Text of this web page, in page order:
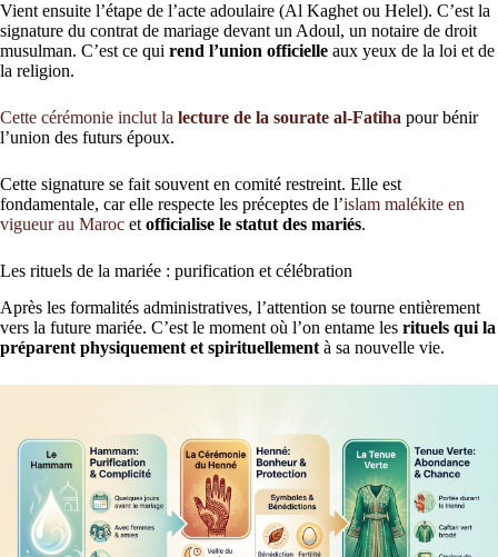
Vient ensuite l’étape de l’acte adoulaire (Al Kaghet ou Helel). C’est la
signature du contrat de mariage devant un Adoul, un notaire de droit
musulman. C’est ce qui rend l’union officielle aux yeux de la loi et de
la religion.
Cette cérémonie inclut la lecture de la sourate al-Fatiha pour bénir
l’union des futurs époux.
Cette signature se fait souvent en comité restreint. Elle est
fondamentale, car elle respecte les préceptes de l’islam malékite en
vigueur au Maroc etofficialise le statut des mariés.
Les rituels de la mariée : purification et célébration
Après les formalités administratives, l’attention se tourne entièrement
vers la future mariée. C’est le moment où l’on entame les rituels qui la
préparent physiquement et spirituellement à sa nouvelle vie.